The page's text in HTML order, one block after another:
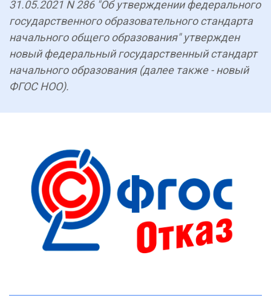
31.05.2021 N 286 "Об утверждении федерального
государственного образовательного стандарта
начального общего образования" утвержден
новый федеральный государственный стандарт
начального образования (далее также - новый
ФГОС НОО).